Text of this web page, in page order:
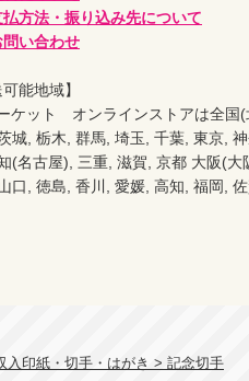
方法・振り込み先について
い合わせ
可能地域】
ケット　オンラインストアは全
城, 栃木, 群馬, 埼玉, 千葉, 東京,
(名古屋), 三重, 滋賀, 京都 大阪(
口, 徳島, 香川, 愛媛, 高知, 福岡,
入印紙・切手・はがき > 記念切手